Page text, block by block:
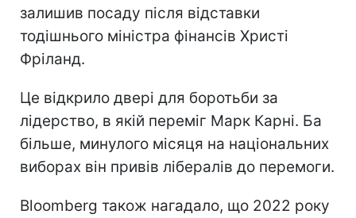
залишив посаду після відставки
тодішнього міністра фінансів Христі
Фріланд.
Це відкрило двері для боротьби за
лідерство, в якій переміг Марк Карні. Ба
більше, минулого місяця на національних
виборах він привів лібералів до перемоги.
Bloomberg також нагадало, що 2022 року